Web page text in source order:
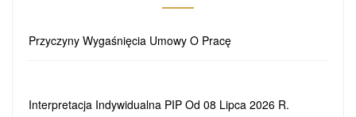
Przyczyny Wygaśnięcia Umowy O Pracę
Interpretacja Indywidualna PIP Od 08 Lipca 2026 R.